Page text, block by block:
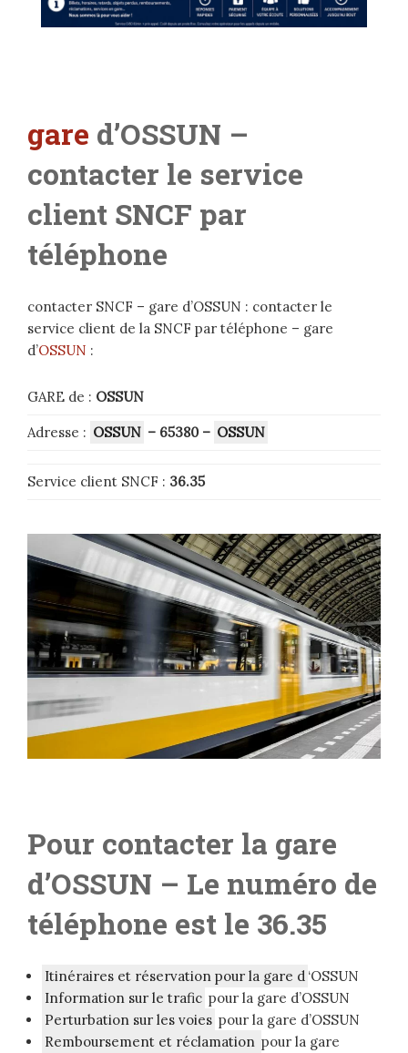
gare d’OSSUN –
contacter le service
client SNCF par
téléphone
contacter SNCF – gare d’OSSUN : contacter le
service client de la SNCF par téléphone – gare
d’OSSUN :
GARE de : OSSUN
Adresse : OSSUN – 65380 – OSSUN
Service client SNCF : 36.35
Pour contacter la gare
d’OSSUN – Le numéro de
téléphone est le 36.35
Itinéraires et réservation pour la gare d ‘OSSUN
Information sur le trafic pour la gare d’OSSUN
Perturbation sur les voies pour la gare d’OSSUN
Remboursement et réclamation pour la gare